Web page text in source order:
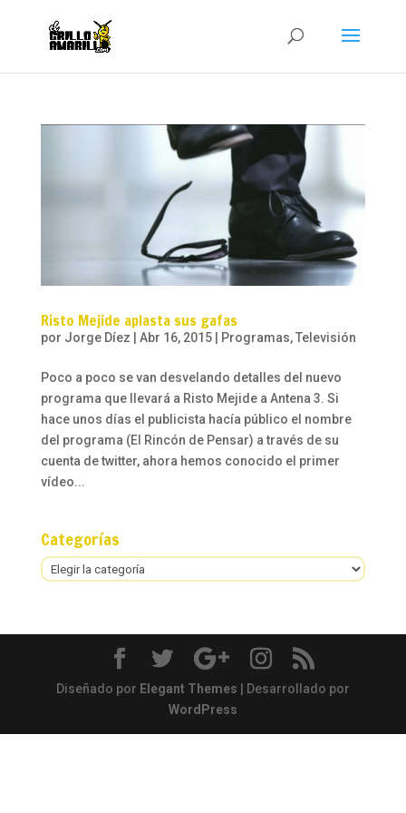
Risto Mejide aplasta sus gafas
por Jorge Díez Abr 16, 2015| Programas,Televisión
Poco a poco se van desvelando detalles del nuevo
programa que llevará a Risto Mejide a Antena 3. Si
hace unos días el publicista hacía público el nombre
del programa (El Rincón de Pensar) a través de su
cuenta de twitter, ahora hemos conocido el primer
vídeo...
Categorías
Categorías
Diseñado por Elegant Themes | Desarrollado por
WordPress